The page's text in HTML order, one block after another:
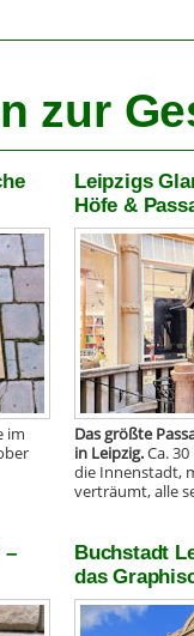
zur
im
Leipzigs
Höfe &
Das größte
in Leipzig.Ca.
die Innenstadt,
verträumt, alle
–
Buchstadt
das